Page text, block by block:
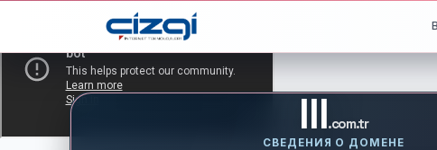
lll.com.tr
СВЕДЕНИЯ О ДОМЕНЕ